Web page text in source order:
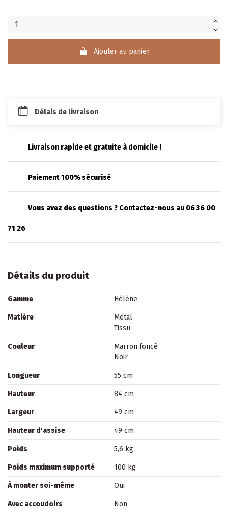
Ajouter au panier
Délais de livraison
Livraison rapide et gratuite à domicile !
Paiement 100% sécurisé
Vous avez des questions ? Contactez-nous au 06 36 00
71 26
Détails du produit
Gamme Hélène
Matière
Métal
Tissu
Couleur
Marron foncé
Noir
Longueur 55 cm
Hauteur 84 cm
Largeur 49 cm
Hauteur d'assise 49 cm
Poids 5,6 kg
Poids maximum supporté 100 kg
À monter soi-même Oui
Avec accoudoirs Non